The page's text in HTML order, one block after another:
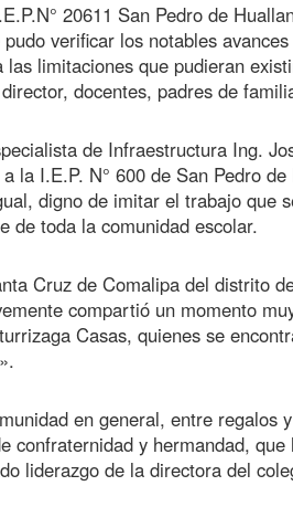
20611 San Pedro de
verificar los notables
limitaciones que pudieran
docentes, padres de
de Infraestructura Ing.
la I.E.P. N° 600 de San Pedro
digno de imitar el trabajo que
de toda la comunidad escolar.
Cruz de Comalipa del distrito
compartió un momento
Casas, quienes se
en general, entre regalos
confraternidad y hermandad, que
liderazgo de la directora del